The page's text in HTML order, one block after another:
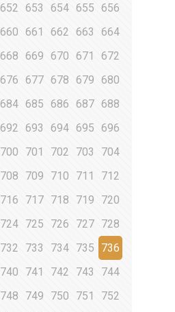
652 653 654 655 656
660 661 662 663
664
668 669 670 671
672
676 677 678 679
680
684 685 686 687 688
692 693 694 695
696
700 701 702 703
704
708 709 710 711
712
716 717 718 719
720
724 725 726 727 728
732 733 734 735
736
740 741 742 743
744
748 749 750 751
752